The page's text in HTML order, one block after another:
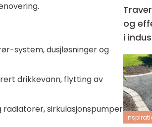
system, dusjløsninger og
drikkevann, flytting av
sirkulasjonspumper
og
i